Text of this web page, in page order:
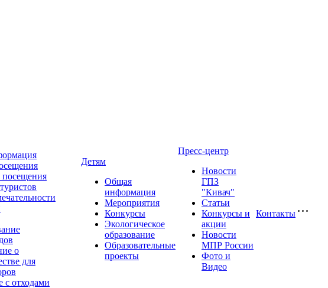
посещения
о
для
с отходами
Детям
Общая
информация
Мероприятия
Конкурсы
Экологическое
образование
Образовательные
проекты
Пресс-центр
Новости
ГПЗ
"Кивач"
Статьи
Конкурсы и
акции
Новости
МПР России
Фото и
Видео
Контакты